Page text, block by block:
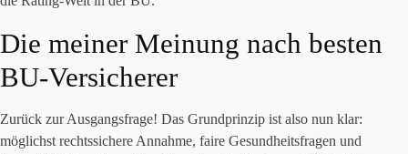
Die meiner Meinung nach besten
BU-Versicherer
Zurück zur Ausgangsfrage! Das Grundprinzip ist also nun klar:
möglichst rechtssichere Annahme, faire Gesundheitsfragen und